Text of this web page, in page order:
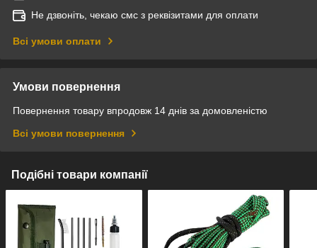
Не дзвоніть, чекаю смс з реквізитами для оплати
Всі умови оплати
Умови повернення
Повернення товару впродовж 14 днів за домовленістю
Всі умови повернення
Подібні товари компанії